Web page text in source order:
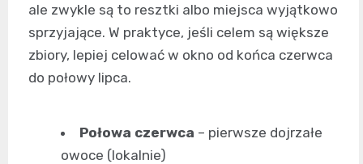
ale zwykle są to resztki albo miejsca wyjątkowo
sprzyjające. W praktyce, jeśli celem są większe
zbiory, lepiej celować w okno od końca czerwca
do połowy lipca.
Połowa czerwca – pierwsze dojrzałe
owoce (lokalnie)